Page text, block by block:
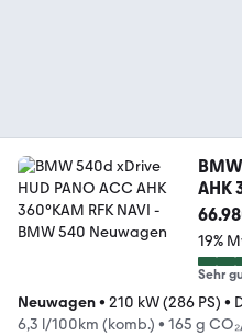
AHK
19%
Sehr
Neuwagen• 210 kW (286 PS) •
6,3 l/100km (komb.) • 165 g